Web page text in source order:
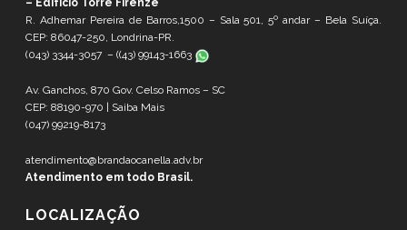
– Edifício Torre Firenze
R. Adhemar Pereira de Barros,1500 – Sala 501, 5º andar – Bela Suíça.
CEP: 86047-250, Londrina-PR.
(043) 3344-3057 – ((43) 99143-1663
Av. Ganchos, 870 Gov. Celso Ramos – SC
CEP: 88190-970 | Saiba Mais
(047) 99219-8173
atendimento@brandaocanella.adv.br
Atendimento em todo Brasil.
LOCALIZAÇÃO